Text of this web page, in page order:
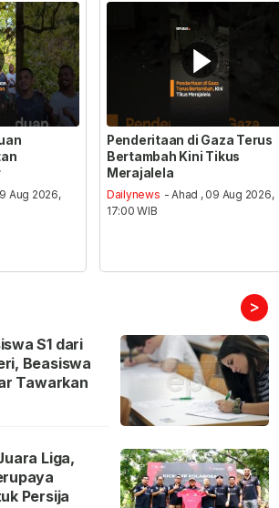
Aug 2026,
Penderitaan di Gaza Terus
Bertambah Kini Tikus
Merajalela
Dailynews - Ahad , 09 Aug 2026,
17:00 WIB
>
S1 dari
Beasiswa
Tawarkan
Liga,
Persija